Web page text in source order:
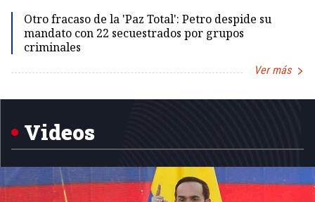
Otro fracaso de la 'Paz Total': Petro despide su
mandato con 22 secuestrados por grupos
criminales
Ver más
1
Videos